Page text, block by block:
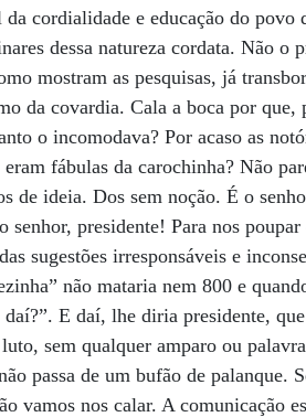
cordialidade e educação do povo
dessa natureza cordata. Não o
mostram as pesquisas, já
da covardia. Cala a boca por que,
o incomodava? Por acaso as
fábulas da carochinha? Não
de ideia. Dos sem noção. É o
senhor, presidente! Para nos
sugestões irresponsáveis e
não mataria nem 800 e
E daí, lhe diria presidente,
sem qualquer amparo ou
passa de um bufão de palanque.
vamos nos calar. A comunicação